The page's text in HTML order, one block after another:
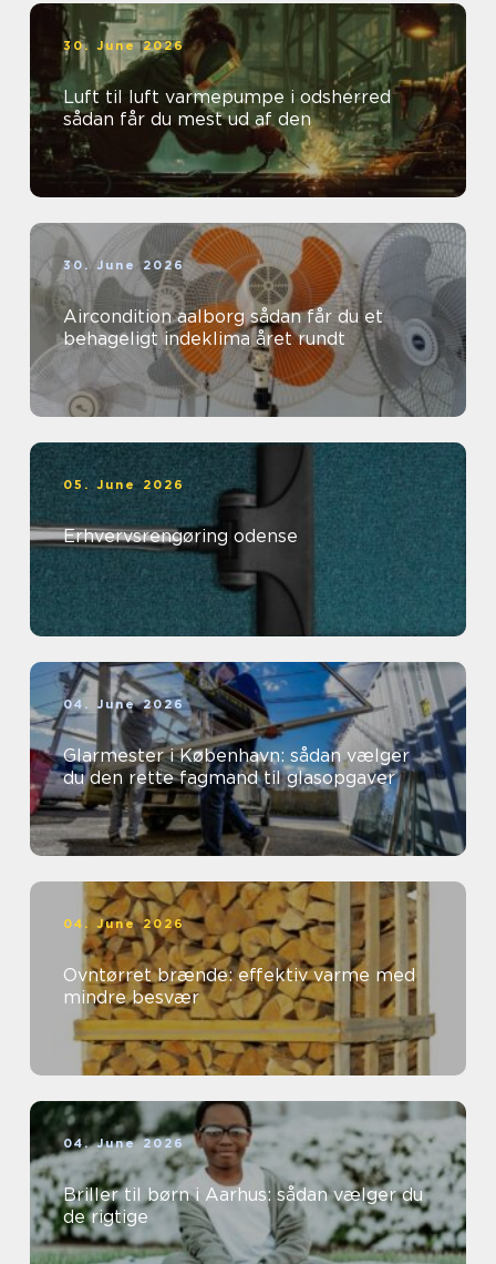
30. June 2026
Luft til luft varmepumpe i odsherred
sådan får du mest ud af den
30. June 2026
Aircondition aalborg sådan får du et
behageligt indeklima året rundt
05. June 2026
Erhvervsrengøring odense
04. June 2026
Glarmester i København: sådan vælger
du den rette fagmand til glasopgaver
04. June 2026
Ovntørret brænde: effektiv varme med
mindre besvær
04. June 2026
Briller til børn i Aarhus: sådan vælger du
de rigtige